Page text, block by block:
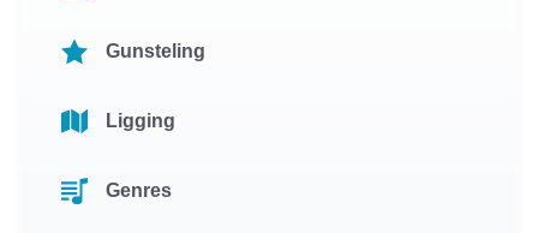
Gunsteling
Ligging
Genres